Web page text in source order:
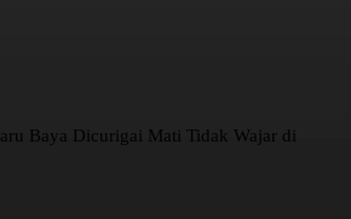
Baya Dicurigai Mati Tidak Wajar di